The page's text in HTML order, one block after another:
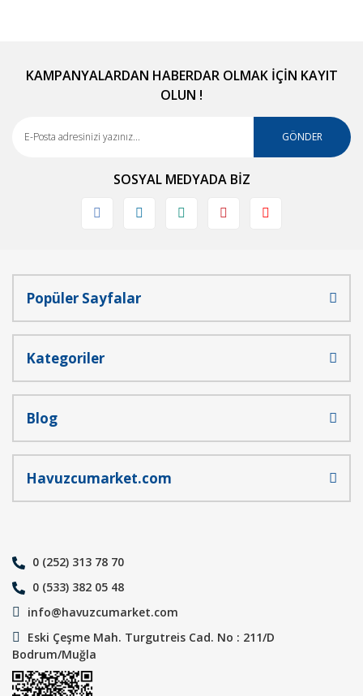
KAMPANYALARDAN HABERDAR OLMAK İÇİN KAYIT
OLUN !
GÖNDER
SOSYAL MEDYADA BİZ
Popüler Sayfalar
Kategoriler
Blog
Havuzcumarket.com
0 (252) 313 78 70
0 (533) 382 05 48
info@havuzcumarket.com
Eski Çeşme Mah. Turgutreis Cad. No : 211/D
Bodrum/Muğla